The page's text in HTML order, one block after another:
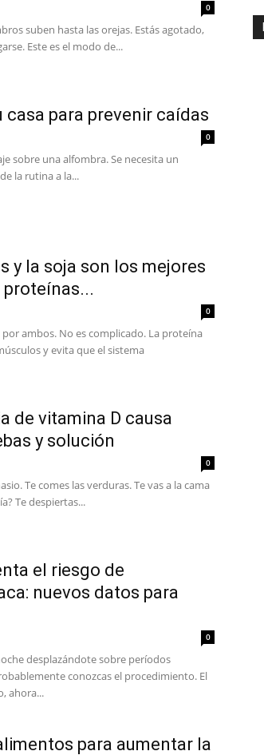
0
suben hasta las orejas. Estás agotado,
Este es el modo de...
para prevenir caídas
0
sobre una alfombra. Se necesita un
la rutina a la...
y la soja son los mejores
0
ambos. No es complicado. La proteína
y evita que el sistema
de vitamina D causa
y solución
0
Te comes las verduras. Te vas a la cama
Te despiertas...
el riesgo de
nuevos datos para
0
desplazándote sobre períodos
conozcas el procedimiento. El
ahora...
para aumentar la